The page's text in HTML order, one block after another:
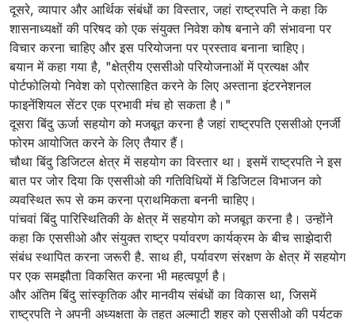
दूसरे, व्यापार और आर्थिक संबंधों का विस्तार, जहां राष्ट्रपति ने कहा कि
शासनाध्यक्षों की परिषद को एक संयुक्त निवेश कोष बनाने की संभावना पर
विचार करना चाहिए और इस परियोजना पर प्रस्ताव बनाना चाहिए।
बयान में कहा गया है, "क्षेत्रीय एससीओ परियोजनाओं में प्रत्यक्ष और
पोर्टफोलियो निवेश को प्रोत्साहित करने के लिए अस्ताना इंटरनेशनल
फाइनेंशियल सेंटर एक प्रभावी मंच हो सकता है।"
दूसरा बिंदु ऊर्जा सहयोग को मजबूत करना है जहां राष्ट्रपति एससीओ एनर्जी
फोरम आयोजित करने के लिए तैयार हैं।
चौथा बिंदु डिजिटल क्षेत्र में सहयोग का विस्तार था। इसमें राष्ट्रपति ने इस
बात पर जोर दिया कि एससीओ की गतिविधियों में डिजिटल विभाजन को
व्यवस्थित रूप से कम करना प्राथमिकता बननी चाहिए।
पांचवां बिंदु पारिस्थितिकी के क्षेत्र में सहयोग को मजबूत करना है। उन्होंने
कहा कि एससीओ और संयुक्त राष्ट्र पर्यावरण कार्यक्रम के बीच साझेदारी
संबंध स्थापित करना जरूरी है. साथ ही, पर्यावरण संरक्षण के क्षेत्र में सहयोग
पर एक समझौता विकसित करना भी महत्वपूर्ण है।
और अंतिम बिंदु सांस्कृतिक और मानवीय संबंधों का विकास था, जिसमें
राष्ट्रपति ने अपनी अध्यक्षता के तहत अल्माटी शहर को एससीओ की पर्यटक